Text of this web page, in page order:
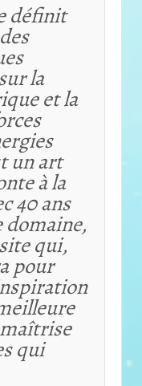
définit
la
etla
un art
à la
40 ans
domaine,
qui,
pour
qui